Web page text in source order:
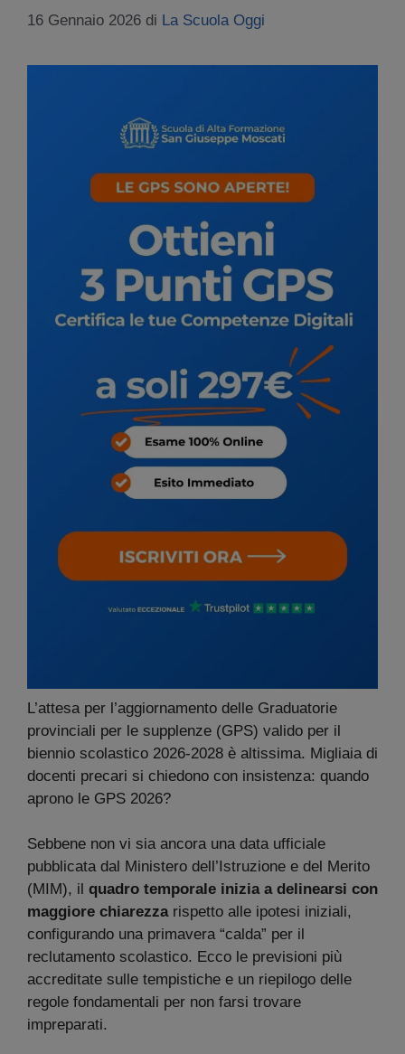
16 Gennaio 2026 di La Scuola Oggi
L’attesa per l’aggiornamento delle Graduatorie
provinciali per le supplenze (GPS) valido per il
biennio scolastico 2026-2028 è altissima. Migliaia di
docenti precari si chiedono con insistenza: quando
aprono le GPS 2026?
Sebbene non vi sia ancora una data ufficiale
pubblicata dal Ministero dell’Istruzione e del Merito
(MIM), il quadro temporale inizia a delinearsi con
maggiore chiarezzarispetto alle ipotesi iniziali,
configurando una primavera “calda” per il
reclutamento scolastico. Ecco le previsioni più
accreditate sulle tempistiche e un riepilogo delle
regole fondamentali per non farsi trovare
impreparati.